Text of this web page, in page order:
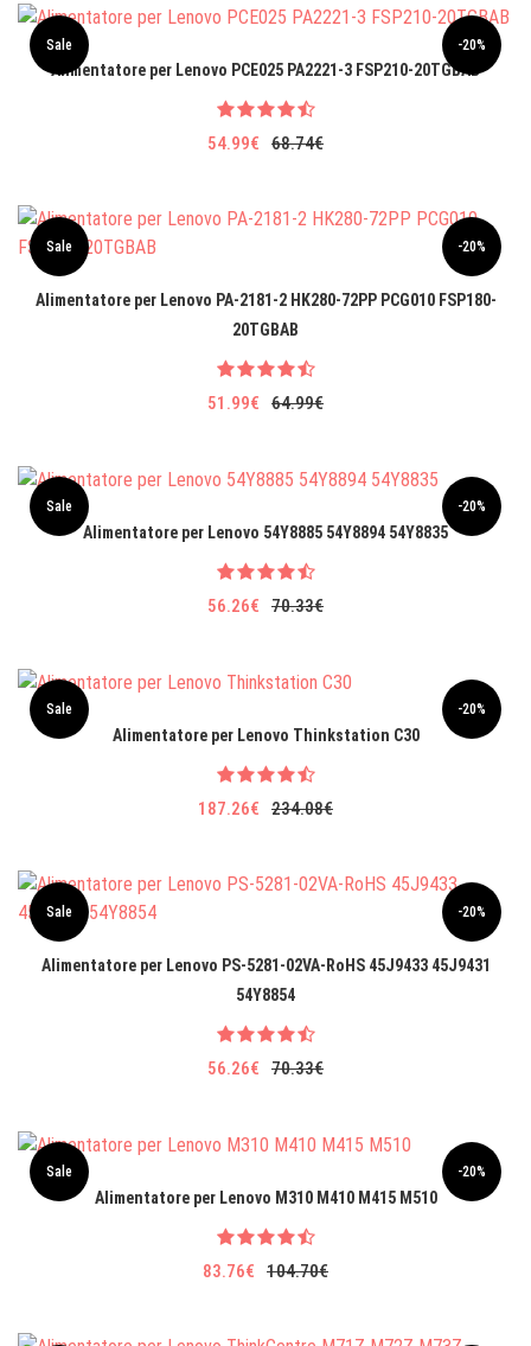
Sale -20%
Alimentatore per Lenovo PCE025 PA2221-3 FSP210-20TGBAB
54.99€ 68.74€
Sale -20%
Alimentatore per Lenovo PA-2181-2 HK280-72PP PCG010 FSP180-
20TGBAB
51.99€ 64.99€
Sale -20%
Alimentatore per Lenovo 54Y8885 54Y8894 54Y8835
56.26€ 70.33€
Sale -20%
Alimentatore per Lenovo Thinkstation C30
187.26€ 234.08€
Sale -20%
Alimentatore per Lenovo PS-5281-02VA-RoHS 45J9433 45J9431
54Y8854
56.26€ 70.33€
Sale -20%
Alimentatore per Lenovo M310 M410 M415 M510
83.76€ 104.70€